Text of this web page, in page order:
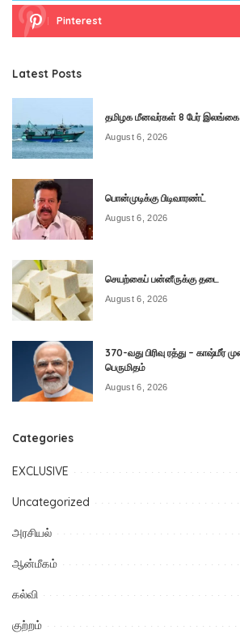
Pinterest
Latest Posts
தமிழக மீனவர்கள் 8 பேர்
August 6, 2026
பொன்முடிக்கு பிடிவாரண்ட்
August 6, 2026
செயற்கைப் பன்னீருக்கு தடை
August 6, 2026
370-வது பிரிவு ரத்து – காஷ்மீர்
பெருமிதம்
August 6, 2026
Categories
EXCLUSIVE
Uncategorized
அரசியல்
ஆன்மீகம்
கல்வி
குற்றம்